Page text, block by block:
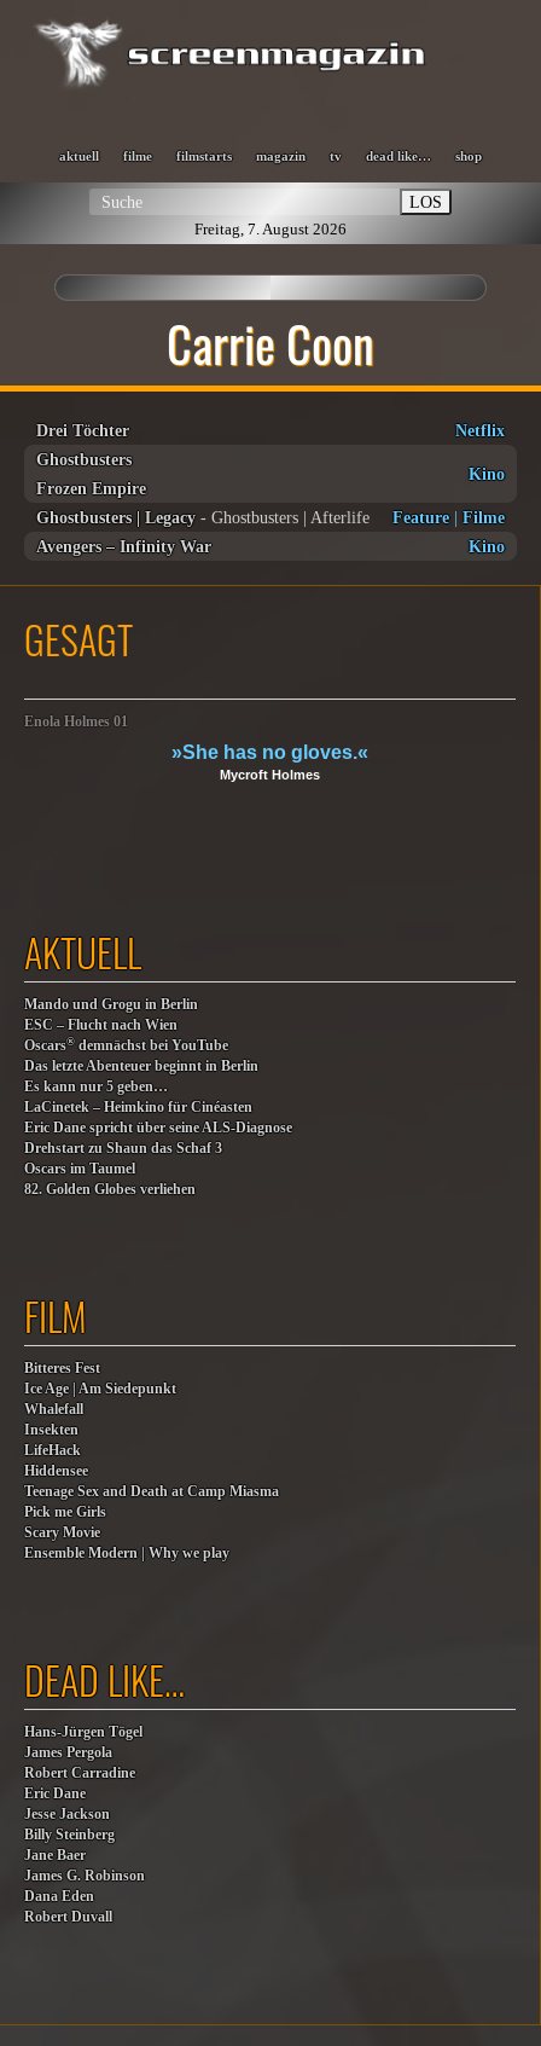
aktuell filme filmstarts magazin tv dead like… shop
LOS
Freitag, 7. August 2026
Carrie Coon
Drei Töchter
Netflix
Ghostbusters
Frozen Empire
Kino
Ghostbusters | Legacy - Ghostbusters | Afterlife Feature| Filme
Avengers – Infinity War
Kino
GESAGT
Enola Holmes 01
»She has no gloves.«
Mycroft Holmes
AKTUELL
Mando und Grogu in Berlin
ESC – Flucht nach Wien
Oscars® demnächst bei YouTube
Das letzte Abenteuer beginnt in Berlin
Es kann nur 5 geben…
LaCinetek – Heimkino für Cinéasten
Eric Dane spricht über seine ALS-Diagnose
Drehstart zu Shaun das Schaf 3
Oscars im Taumel
82. Golden Globes verliehen
FILM
Bitteres Fest
Ice Age | Am Siedepunkt
Whalefall
Insekten
LifeHack
Hiddensee
Teenage Sex and Death at Camp Miasma
Pick me Girls
Scary Movie
Ensemble Modern | Why we play
DEAD LIKE…
Hans-Jürgen Tögel
James Pergola
Robert Carradine
Eric Dane
Jesse Jackson
Billy Steinberg
Jane Baer
James G. Robinson
Dana Eden
Robert Duvall